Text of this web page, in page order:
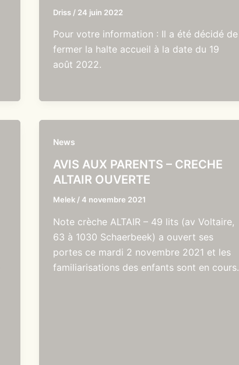
Driss / 24 juin 2022
Pour votre information : Il a été décidé de
fermer la halte accueil à la date du 19
août 2022.
News
AVIS AUX PARENTS – CRECHE
ALTAIR OUVERTE
Melek /4 novembre 2021
Note crèche ALTAIR – 49 lits (av Voltaire,
63 à 1030 Schaerbeek) a ouvert ses
portes ce mardi 2 novembre 2021 et les
familiarisations des enfants sont en cours.